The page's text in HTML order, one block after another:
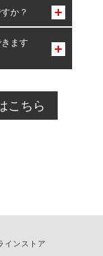
か？
同時にご予約が
ます
合のご予約
の店舗まで
こちら
インストア